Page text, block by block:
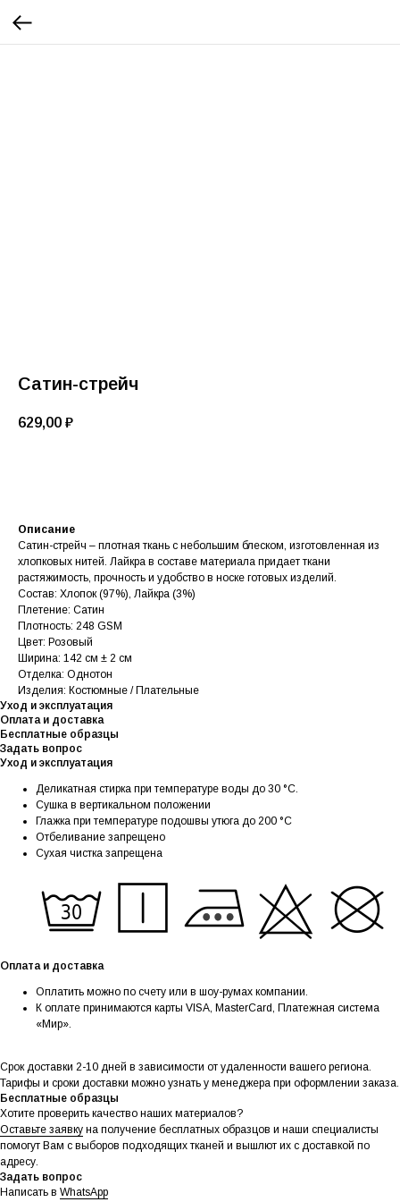
Сатин-стрейч
629,00 ₽
Описание
Сатин-стрейч – плотная ткань с небольшим блеском, изготовленная из
хлопковых нитей. Лайкра в составе материала придает ткани
растяжимость, прочность и удобство в носке готовых изделий.
Состав: Хлопок (97%), Лайкра (3%)
Плетение: Сатин
Плотность: 248 GSM
Цвет: Розовый
Ширина: 142 см ± 2 см
Отделка: Однотон
Изделия: Костюмные / Плательные
Уход и эксплуатация
Оплата и доставка
Бесплатные образцы
Задать вопрос
Уход и эксплуатация
Деликатная стирка при температуре воды до 30 °C.
Сушка в вертикальном положении
Глажка при температуре подошвы утюга до 200 °C
Отбеливание запрещено
Сухая чистка запрещена
Оплата и доставка
Оплатить можно по счету или в шоу-румах компании.
К оплате принимаются карты VISA, MasterCard, Платежная система
«Мир».
Срок доставки 2-10 дней в зависимости от удаленности вашего региона.
Тарифы и сроки доставки можно узнать у менеджера при оформлении заказа.
Бесплатные образцы
Хотите проверить качество наших материалов?
Оставьте заявку на получение бесплатных образцов и наши специалисты
помогут Вам с выборов подходящих тканей и вышлют их с доставкой по
адресу.
Задать вопрос
Написать в WhatsApp